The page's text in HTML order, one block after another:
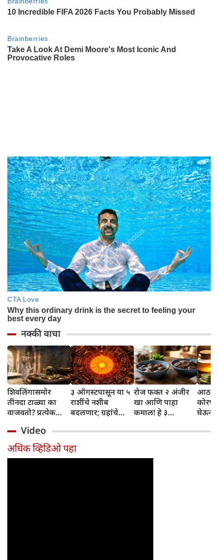
नक्की वाचा
शिवलिंगासमोर
तीनदा टाळ्या का
वाजवतो? प्रत्येक
जाणून घ्या
३ ऑगस्टपासून या ५
राशींचे नशीब
बदलणार; ग्रहांचे
संपतील आणि शुभ
दिवसांची सुरुवात
होईल
रोज फक्त २ अंजीर
खा आणि पाहा
कमाल! हे ३
तुम्हाला ठाऊक
घेऊन
Video
अधिक व्हिडिओ पहा